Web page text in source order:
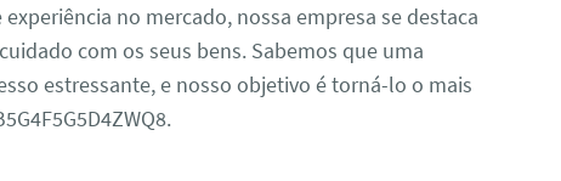
no mercado, nossa empresa se destaca
com os seus bens. Sabemos que uma
estressante, e nosso objetivo é torná-lo o mais